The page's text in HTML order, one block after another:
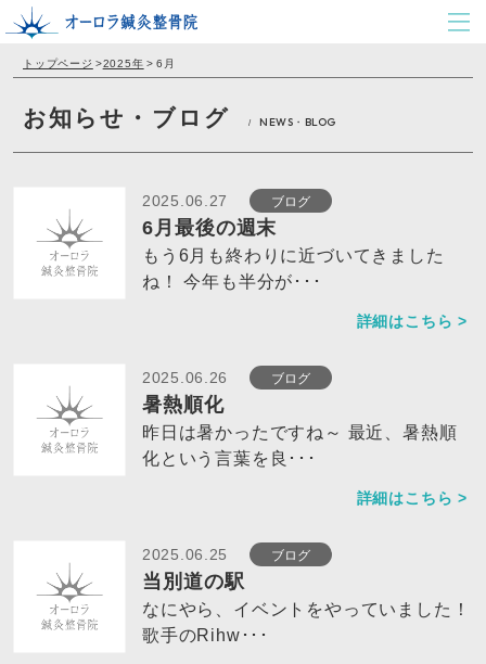
トップページ >2025年 > 6月
お知らせ・ブログ / NEWS・BLOG
2025.06.27 ブログ
6月最後の週末
もう6月も終わりに近づいてきました
ね！ 今年も半分が･･･
詳細はこちら >
2025.06.26 ブログ
暑熱順化
昨日は暑かったですね～ 最近、暑熱順
化という言葉を良･･･
詳細はこちら >
2025.06.25 ブログ
当別道の駅
なにやら、イベントをやっていました！
歌手のRihw･･･